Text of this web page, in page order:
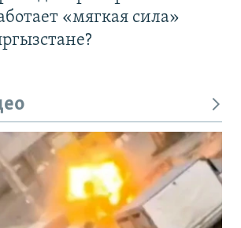
«мягкая сила»